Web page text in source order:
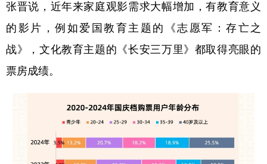
张晋说，近年来家庭观影需求大幅增加，有教育意义
的影片，例如爱国教育主题的《志愿军：存亡之
战》，文化教育主题的《长安三万里》都取得亮眼的
票房成绩。